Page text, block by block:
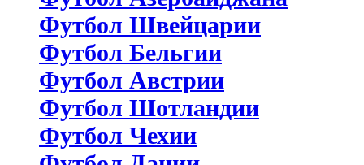
Футбол Швейцарии
Футбол Бельгии
Футбол Австрии
Футбол Шотландии
Футбол Чехии